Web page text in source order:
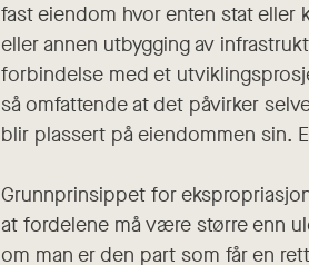
fast eiendom hvor enten stat eller
eller annen utbygging av
forbindelse med et
så omfattende at det påvirker
blir plassert på eiendommen sin.
Grunnprinsippet for
at fordelene må være større enn
om man er den part som får en